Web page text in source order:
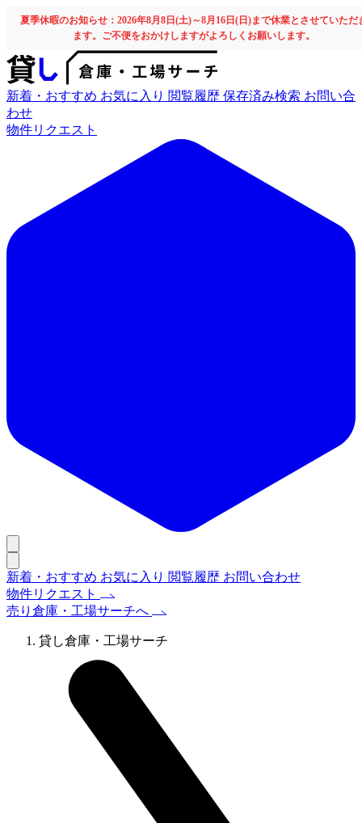
夏季休暇のお知らせ：2026年8月8日(土)～8月16日(日)まで休業とさせていただ
ます。ご不便をおかけしますがよろしくお願いします。
新着・おすすめ お気に入り 閲覧履歴 保存済み検索 お問い合
わせ
物件リクエスト
新着・おすすめ お気に入り 閲覧履歴 お問い合わせ
物件リクエスト
売り倉庫・工場サーチへ
貸し倉庫・工場サーチ